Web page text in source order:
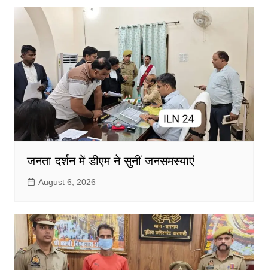
जनता दर्शन में डीएम ने सुनीं जनसमस्याएं
August 6, 2026